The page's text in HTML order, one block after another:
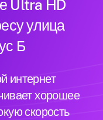
Ultra HD
улица
Б
интернет
хорошее
скорость